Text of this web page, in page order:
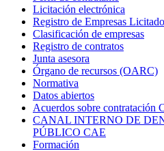
Licitación electrónica
Registro de Empresas
Clasificación de empresas
Registro de contratos
Junta asesora
Órgano de recursos (OARC)
Normativa
Datos abiertos
Acuerdos sobre contratación
CANAL INTERNO DE
PÚBLICO CAE
Formación